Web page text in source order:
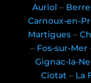
Auriol –
Carnoux-en-
Martigues –
– Fos-sur-Mer
Gignac-la-
Ciotat – La